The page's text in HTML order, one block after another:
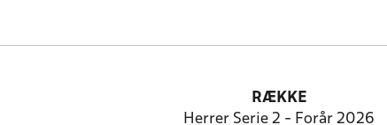
RÆKKE
Herrer Serie 2 - Forår 2026